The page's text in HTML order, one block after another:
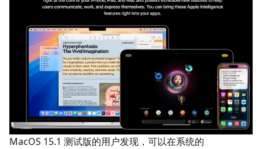
MacOS 15.1 测试版的用户发现，可以在系统的